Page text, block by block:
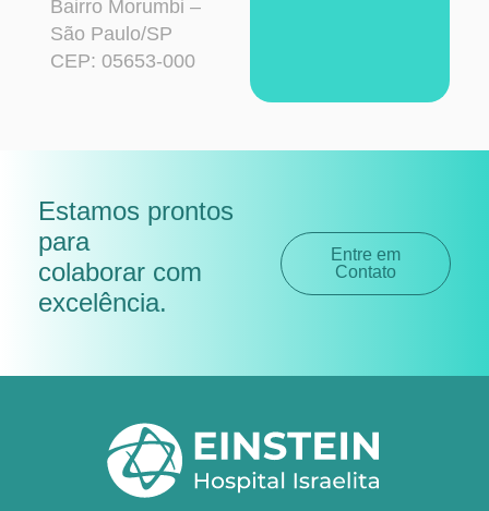
Bairro Morumbi –
São Paulo/SP
CEP: 05653-000
Estamos prontos
para
colaborar com
excelência.
Entre em
Contato